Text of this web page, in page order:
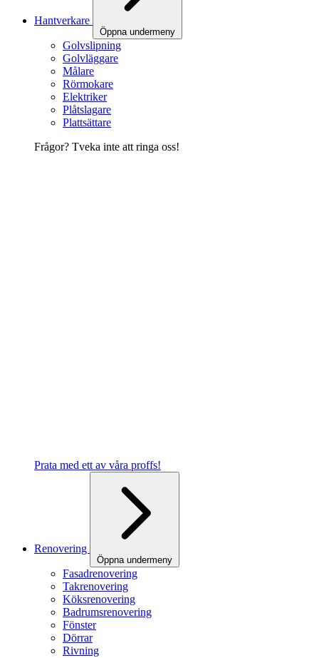
Hantverkare
Öppna undermeny
Golvslipning
Golvläggare
Målare
Rörmokare
Elektriker
Plåtslagare
Plattsättare
Frågor? Tveka inte att ringa oss!
Prata med ett av våra proffs!
Renovering
Öppna undermeny
Fasadrenovering
Takrenovering
Köksrenovering
Badrumsrenovering
Fönster
Dörrar
Rivning